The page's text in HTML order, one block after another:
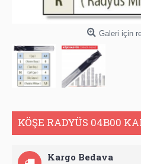
Galeri için
KÖŞE RADYÜS 04B00
Kargo Bedava